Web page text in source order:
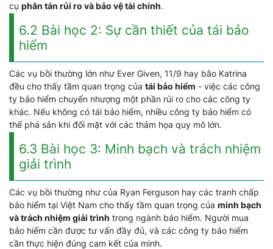
cụ phân tán rủi ro và bảo vệ tài chính.
6.2 Bài học 2: Sự cần thiết của tái bảo
hiểm
Các vụ bồi thường lớn như Ever Given, 11/9 hay bão Katrina
đều cho thấy tầm quan trọng của tái bảo hiểm - việc các công
ty bảo hiểm chuyển nhượng một phần rủi ro cho các công ty
khác. Nếu không có tái bảo hiểm, nhiều công ty bảo hiểm có
thể phá sản khi đối mặt với các thảm họa quy mô lớn.
6.3 Bài học 3: Minh bạch và trách nhiệm
giải trình
Các vụ bồi thường như của Ryan Ferguson hay các tranh chấp
bảo hiểm tại Việt Nam cho thấy tầm quan trọng của minh bạch
và trách nhiệm giải trình trong ngành bảo hiểm. Người mua
bảo hiểm cần được tư vấn đầy đủ, và các công ty bảo hiểm
cần thực hiện đúng cam kết của mình.